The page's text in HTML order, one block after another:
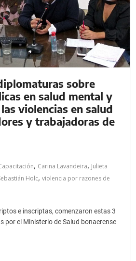
sobre
en salud mental y
violencias en salud
y trabajadoras de
, Carina Lavandeira, Julieta
Holc,violencia por razones de
e inscriptas, comenzaron estas 3
por el Ministerio de Salud bonaerense